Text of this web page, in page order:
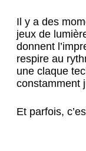
Il y a des
jeux de
donnent
respire au
une claque
constamment
Et parfois,